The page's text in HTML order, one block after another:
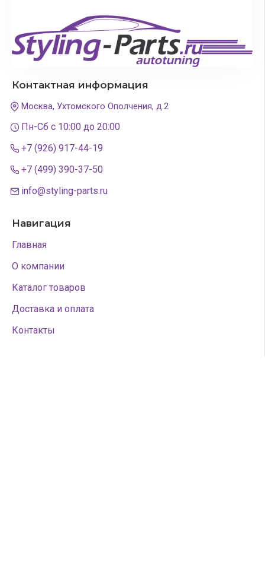
Контактная информация
Москва, Ухтомского Ополчения, д.2
Пн-Сб с 10:00 до 20:00
+7 (926) 917-44-19
+7 (499) 390-37-50
info@styling-parts.ru
Навигация
Главная
О компании
Каталог товаров
Доставка и оплата
Контакты